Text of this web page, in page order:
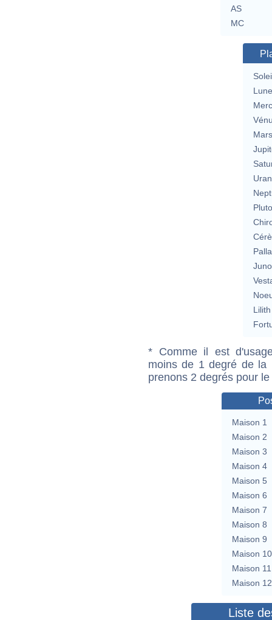
AS
MC
Lune
Mars
Lilith
* Comme il est
moins de 1 degré de la
prenons 2 degrés pour
Maison 1
Maison 2
Maison 3
Maison 4
Maison 5
Maison 6
Maison 7
Maison 8
Maison 9
Maison 10
Maison 11
Maison 12
Liste